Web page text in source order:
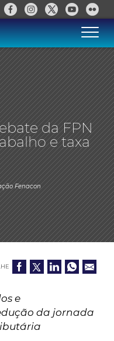
da FPN
e taxa
Fenacon
e
da jornada